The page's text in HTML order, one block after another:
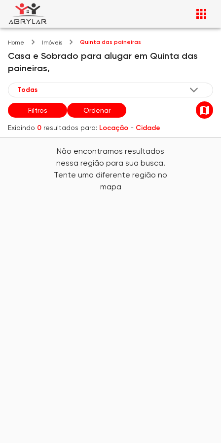
Home Imóveis Quinta das paineiras
Casa e Sobrado para alugar em Quinta das
paineiras,
Filtros Ordenar
Exibindo 0 resultados para: Locação - Cidade
Não encontramos resultados
nessa região para sua busca.
Tente uma diferente região no
mapa